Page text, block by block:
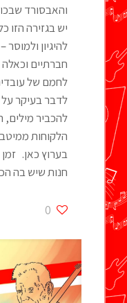
והאבסורד
יש בגזירה הזו
להיגיון ולמוסר
חברתיים
לחמם של
לדבר בעיקר על
הלקוחות ממיטב
בערוץ כאן.
חנות שיש בה
0